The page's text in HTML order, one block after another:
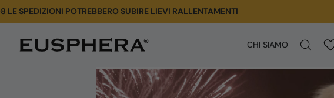
LE SPEDIZIONI POTREBBERO SUBIRE LIEVI RALLENTAMENTI
CHI SIAMO